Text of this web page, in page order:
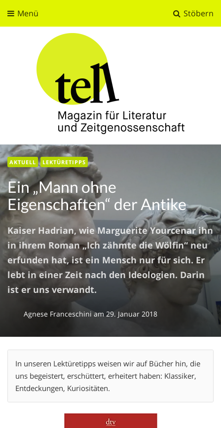
Stöbern
Menü
tell
Magazin für Literatur und Zeitgenossenschaft
AKTUELL LEKTÜRETIPPS
Ein „Mann ohne
Eigenschaften“ der Antike
Kaiser Hadrian, wie Marguerite Yourcenar ihn
in ihrem Roman „Ich zähmte die Wölfin“ neu
erfunden hat, ist ein Mensch nur für sich. Er
lebt in einer Zeit nach den Ideologien. Darin
ist er uns verwandt.
Agnese Franceschiniam 29. Januar 2018
In unseren Lektüretipps weisen wir auf Bücher hin, die
uns begeistert, erschüttert, erheitert haben: Klassiker,
Entdeckungen, Kuriositäten.